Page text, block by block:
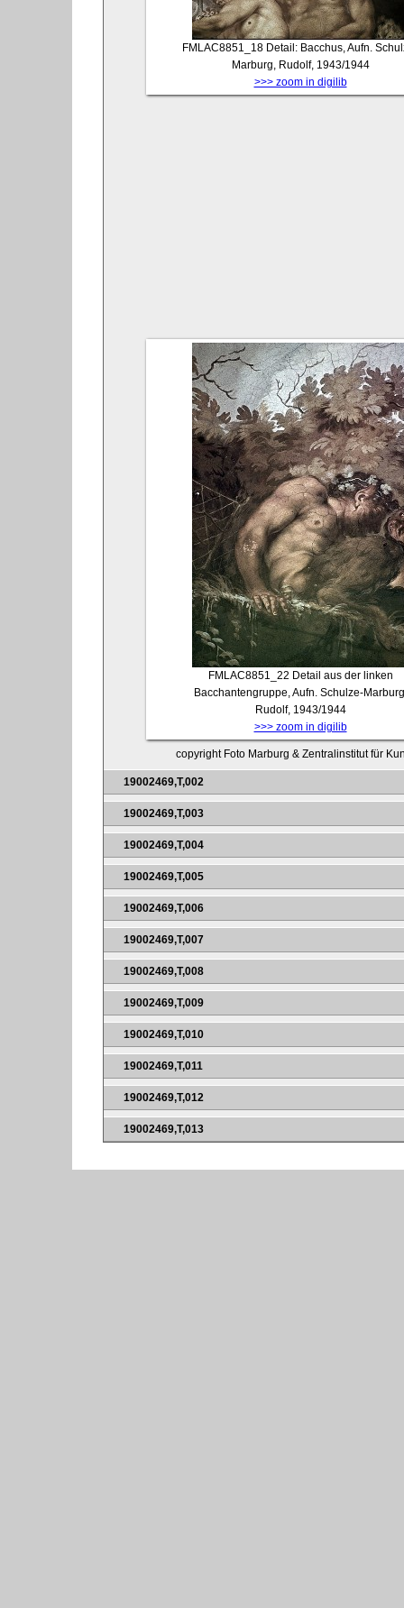
FMLAC8851_18 Detail: Bacchus, Aufn.
Marburg, Rudolf, 1943/1944
>>> zoom in digilib
FMLAC8851_22 Detail aus der linken
Bacchantengruppe, Aufn. Schulze-
Rudolf, 1943/1944
>>> zoom in digilib
copyright Foto Marburg & Zentralinstitut für
19002469,T,002
19002469,T,003
19002469,T,004
19002469,T,005
19002469,T,006
19002469,T,007
19002469,T,008
19002469,T,009
19002469,T,010
19002469,T,011
19002469,T,012
19002469,T,013